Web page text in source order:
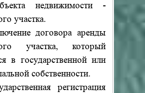
недвижимости -
участка.
договора аренды
участка, который
в государственной или
собственности.
регистрация